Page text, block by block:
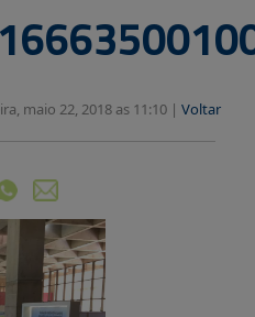
maio 22, 2018 as 11:10 | Voltar